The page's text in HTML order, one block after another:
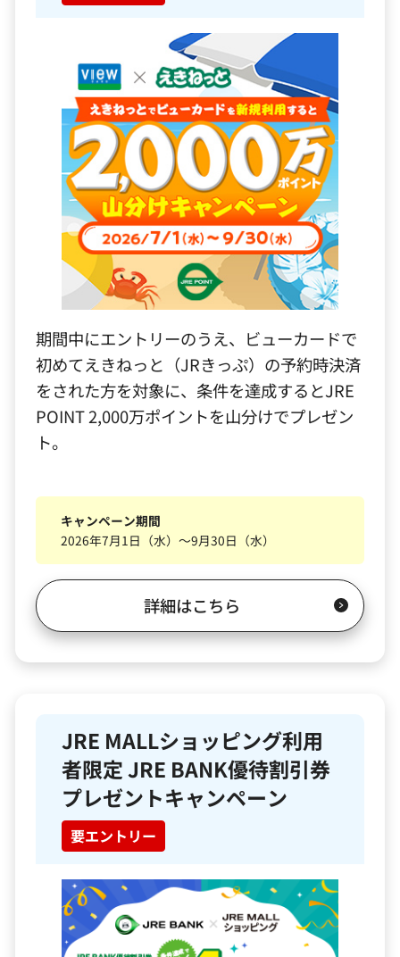
期間中にエントリーのうえ、ビューカードで
初めてえきねっと（JRきっぷ）の予約時決済
をされた方を対象に、条件を達成するとJRE
POINT 2,000万ポイントを山分けでプレゼン
ト。
キャンペーン期間
2026年7月1日（水）～9月30日（水）
詳細はこちら
JRE MALLショッピング利用
者限定 JRE BANK優待割引券
プレゼントキャンペーン
要エントリー